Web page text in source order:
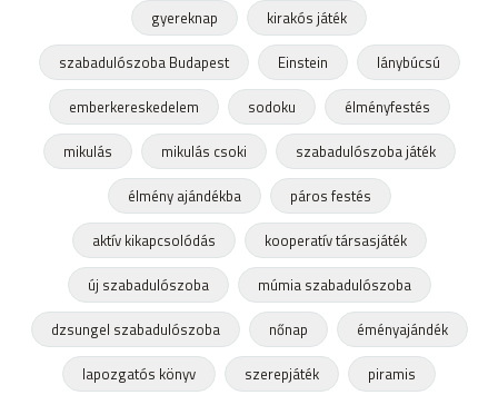
gyereknap
kirakós játék
szabadulószoba Budapest
Einstein
lánybúcsú
emberkereskedelem
sodoku
élményfestés
mikulás
mikulás csoki
szabadulószoba játék
élmény ajándékba
páros festés
aktív kikapcsolódás
kooperatív társasjáték
új szabadulószoba
múmia szabadulószoba
dzsungel szabadulószoba
nőnap
éményajándék
lapozgatós könyv
szerepjáték
piramis